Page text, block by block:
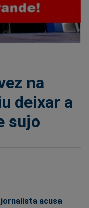
na
deixar a
sujo
jornalista acusa